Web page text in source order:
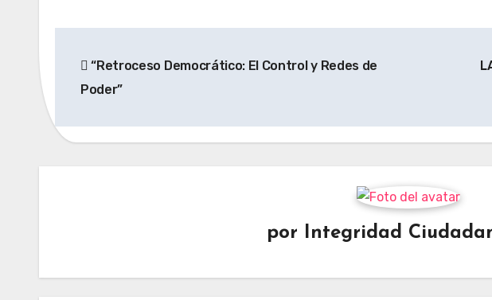
de “Retroceso Democrático: El Control y Redes de
Poder”
por Integridad